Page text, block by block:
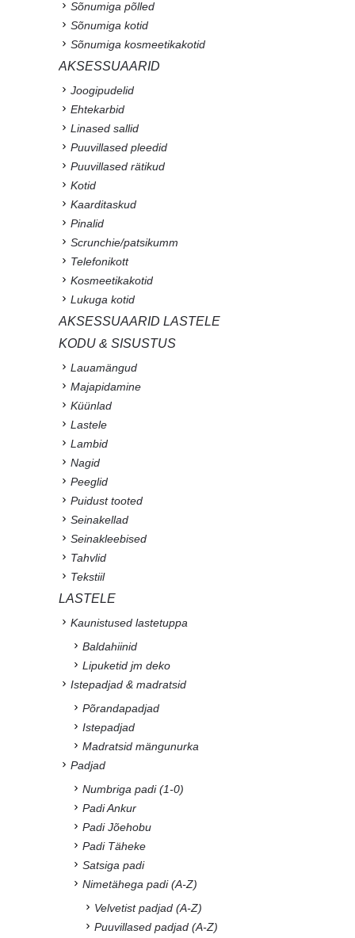
Sõnumiga põlled
Sõnumiga kotid
Sõnumiga kosmeetikakotid
AKSESSUAARID
Joogipudelid
Ehtekarbid
Linased sallid
Puuvillased pleedid
Puuvillased rätikud
Kotid
Kaarditaskud
Pinalid
Scrunchie/patsikumm
Telefonikott
Kosmeetikakotid
Lukuga kotid
AKSESSUAARID LASTELE
KODU & SISUSTUS
Lauamängud
Majapidamine
Küünlad
Lastele
Lambid
Nagid
Peeglid
Puidust tooted
Seinakellad
Seinakleebised
Tahvlid
Tekstiil
LASTELE
Kaunistused lastetuppa
Baldahiinid
Lipuketid jm deko
Istepadjad & madratsid
Põrandapadjad
Istepadjad
Madratsid mängunurka
Padjad
Numbriga padi (1-0)
Padi Ankur
Padi Jõehobu
Padi Täheke
Satsiga padi
Nimetähega padi (A-Z)
Velvetist padjad (A-Z)
Puuvillased padjad (A-Z)